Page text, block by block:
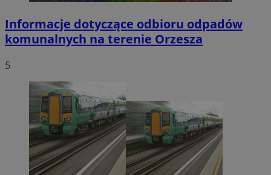
Informacje dotyczące odbioru odpadów
komunalnych na terenie Orzesza
5